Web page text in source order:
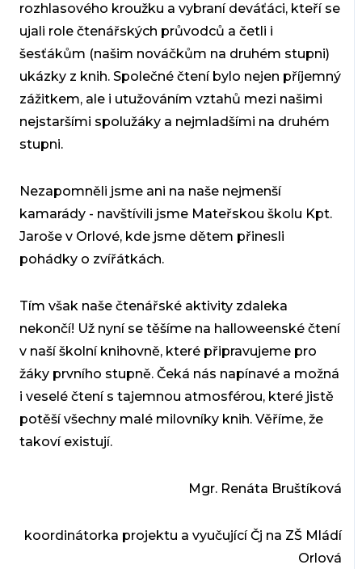
rozhlasového kroužku a vybraní deváťáci, kteří se
ujali role čtenářských průvodců a četli i
šesťákům (našim nováčkům na druhém stupni)
ukázky z knih. Společné čtení bylo nejen příjemný
zážitkem, ale i utužováním vztahů mezi našimi
nejstaršími spolužáky a nejmladšími na druhém
stupni.
Nezapomněli jsme ani na naše nejmenší
kamarády - navštívili jsme Mateřskou školu Kpt.
Jaroše v Orlové, kde jsme dětem přinesli
pohádky o zvířátkách.
Tím však naše čtenářské aktivity zdaleka
nekončí! Už nyní se těšíme na halloweenské čtení
v naší školní knihovně, které připravujeme pro
žáky prvního stupně. Čeká nás napínavé a možná
i veselé čtení s tajemnou atmosférou, které jistě
potěší všechny malé milovníky knih. Věříme, že
takoví existují.
Mgr. Renáta Bruštíková
koordinátorka projektu a vyučující Čj na ZŠ Mládí
Orlová